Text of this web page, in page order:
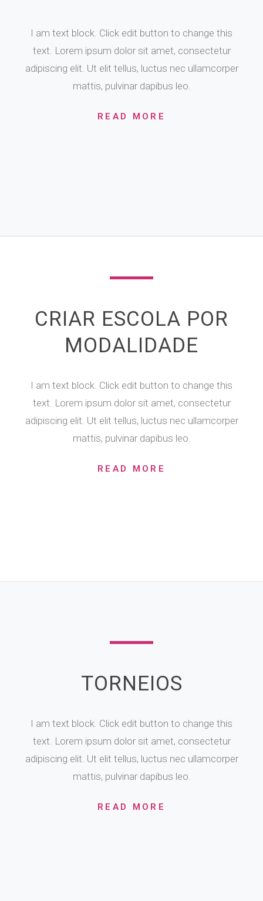
I am text block. Click edit button to change this
text. Lorem ipsum dolor sit amet, consectetur
adipiscing elit. Ut elit tellus, luctus nec ullamcorper
mattis, pulvinar dapibus leo.
READ MORE
CRIAR ESCOLA POR
MODALIDADE
I am text block. Click edit button to change this
text. Lorem ipsum dolor sit amet, consectetur
adipiscing elit. Ut elit tellus, luctus nec ullamcorper
mattis, pulvinar dapibus leo.
READ MORE
TORNEIOS
I am text block. Click edit button to change this
text. Lorem ipsum dolor sit amet, consectetur
adipiscing elit. Ut elit tellus, luctus nec ullamcorper
mattis, pulvinar dapibus leo.
READ MORE